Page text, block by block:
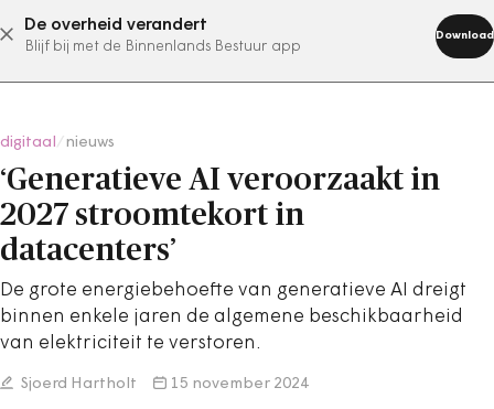
De overheid verandert
Blijf bij met de Binnenlands Bestuur app
Download
abonneer nu
digitaal nieuws
‘Generatieve AI veroorzaakt in
2027 stroomtekort in
datacenters’
De grote energiebehoefte van generatieve AI dreigt
binnen enkele jaren de algemene beschikbaarheid
van elektriciteit te verstoren.
Sjoerd Hartholt 15 november 2024